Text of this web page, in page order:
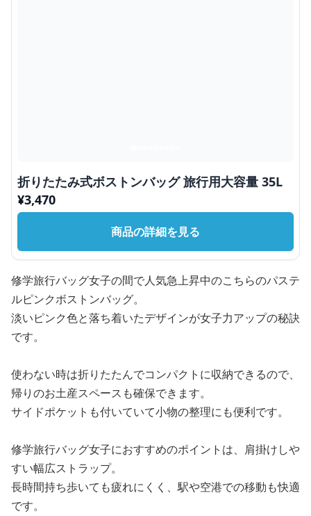
折りたたみ式ボストンバッグ 旅行用大容量 35L
¥3,470
商品の詳細を見る
修学旅行バッグ女子の間で人気急上昇中のこちらのパステ
ルピンクボストンバッグ。
淡いピンク色と落ち着いたデザインが女子力アップの秘訣
です。
使わない時は折りたたんでコンパクトに収納できるので、
帰りのお土産スペースも確保できます。
サイドポケットも付いていて小物の整理にも便利です。
修学旅行バッグ女子におすすめのポイントは、肩掛けしや
すい幅広ストラップ。
長時間持ち歩いても疲れにくく、駅や空港での移動も快適
です。